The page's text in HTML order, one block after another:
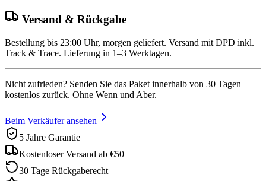
Versand & Rückgabe
Bestellung bis 23:00 Uhr, morgen geliefert. Versand mit DPD inkl.
Track & Trace. Lieferung in 1–3 Werktagen.
Nicht zufrieden? Senden Sie das Paket innerhalb von 30 Tagen
kostenlos zurück. Ohne Wenn und Aber.
Beim Verkäufer ansehen
5 Jahre Garantie
Kostenloser Versand ab €50
30 Tage Rückgaberecht